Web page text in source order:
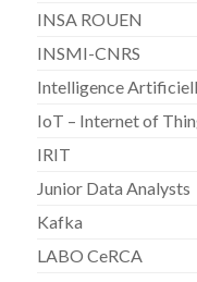
INSA ROUEN
INSMI-CNRS
Intelligence
IoT – Internet of
IRIT
Junior Data Analysts
Kafka
LABO CeRCA